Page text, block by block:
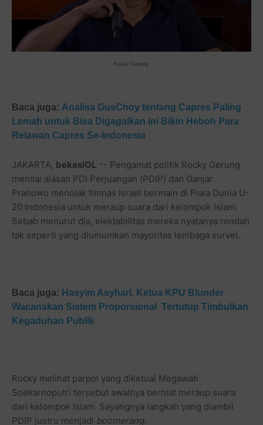
Rocky Gerung
Baca juga: Analisa GusChoy tentang Capres Paling
Lemah untuk Bisa Digagalkan ini Bikin Heboh Para
Relawan Capres Se-Indonesia
JAKARTA, bekasiOL -- Pengamat politik Rocky Gerung
menilai alasan PDI Perjuangan (PDIP) dan Ganjar
Pranowo menolak timnas Israel bermain di Piala Dunia U-
20 Indonesia untuk meraup suara dari kelompok Islam.
Sebab menurut dia, elektabilitas mereka nyatanya rendah
tak seperti yang diumumkan mayoritas lembaga survei.
Baca juga: Hasyim Asyhari, Ketua KPU Blunder
Wacanakan Sistem Proporsional Tertutup Timbulkan
Kegaduhan Publik
Rocky melihat parpol yang diketuai Megawati
Soekarnoputri tersebut awalnya berniat meraup suara
dari kelompok Islam. Sayangnya langkah yang diambil
PDIP justru menjadi boomerang.